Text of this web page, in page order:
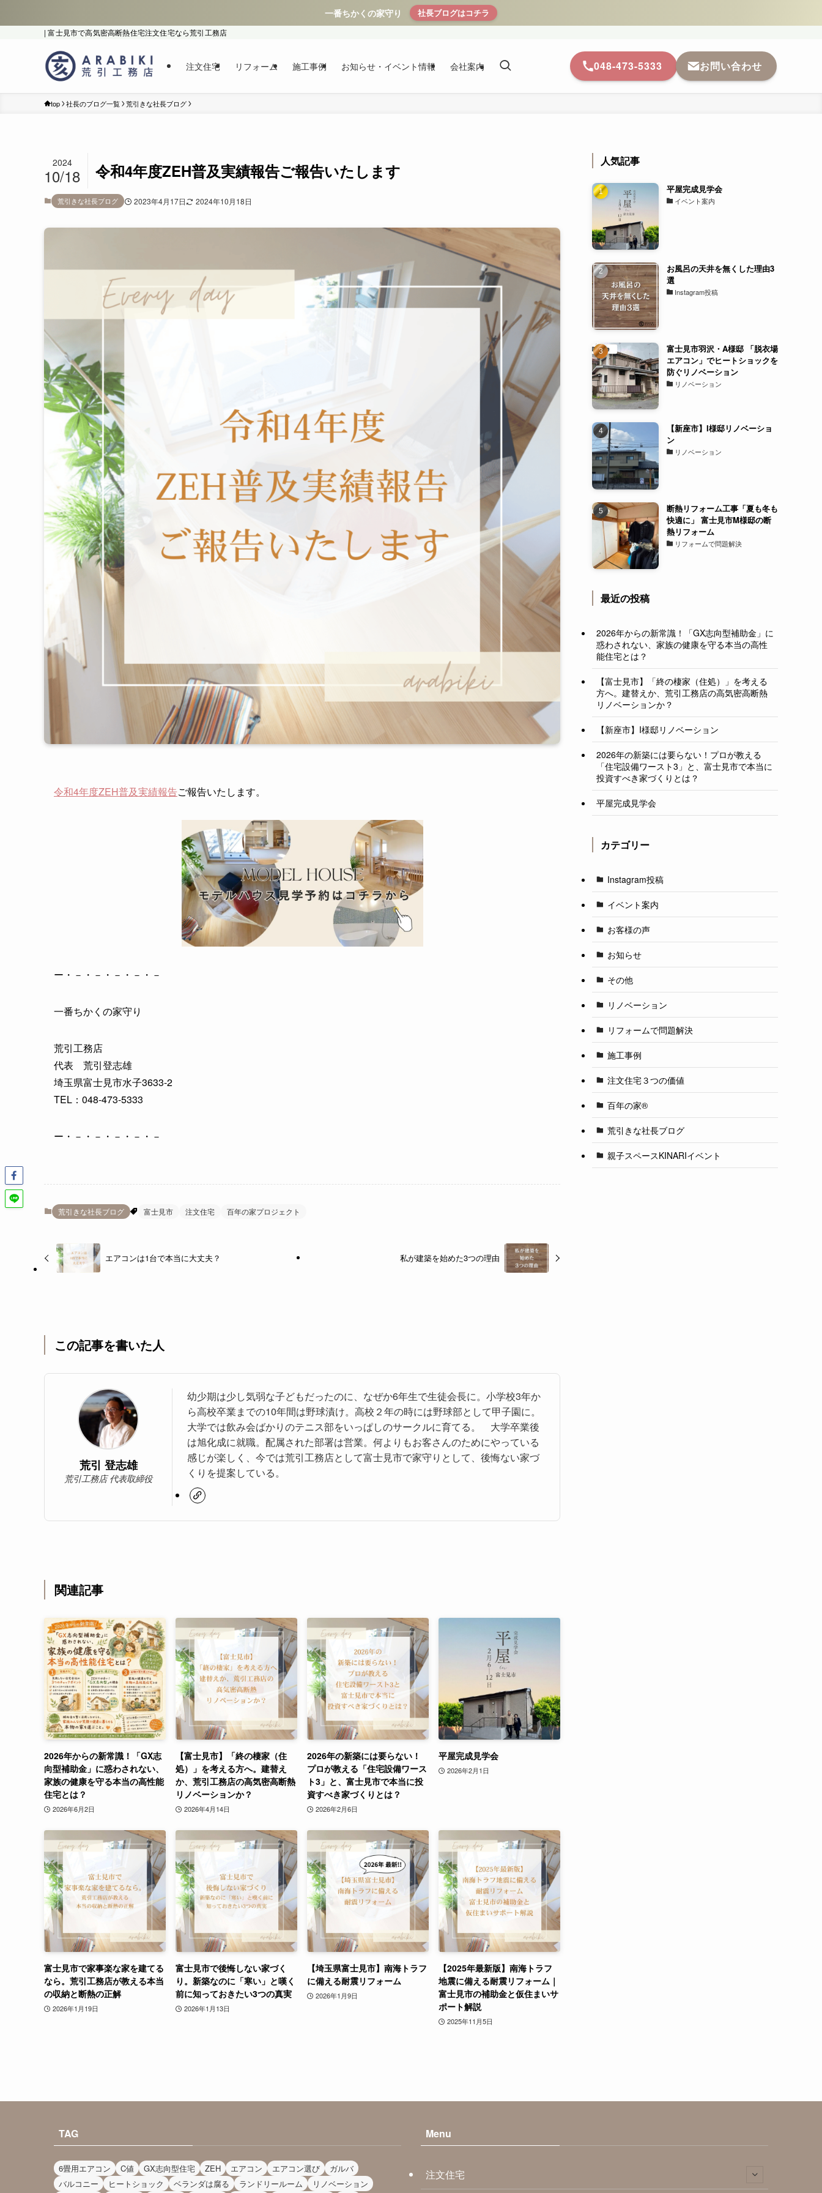
一番ちかくの家守り 社長ブログはコチラ
| 富士見市で高気密高断熱住宅注文住宅なら荒引工務店
注文住宅 リフォーム 施工事例 お知らせ・イベント情報 会社案内 048-473-5333 お問い合わせ
top 社長のブログ一覧 荒引きな社長ブログ
令和4年度ZEH普及実績報告ご報告いたします
2024
10/18
荒引きな社長ブログ 2023年4月17日 2024年10月18日
令和4年度ZEH普及実績報告ご報告いたします。
ー・－・－・－・－・－
一番ちかくの家守り
荒引工務店
代表 荒引登志雄
埼玉県富士見市水子3633-2
TEL：048-473-5333
ー・－・－・－・－・－
荒引きな社長ブログ 富士見市 注文住宅 百年の家プロジェクト
エアコンは1台で本当に大丈夫？ 私が建築を始めた3つの理由
この記事を書いた人
荒引 登志雄
荒引工務店 代表取締役
幼少期は少し気弱な子どもだったのに、なぜか6年生で生徒会長に。小学校3年か
ら高校卒業までの10年間は野球漬け。高校２年の時には野球部として甲子園に。
大学では飲み会ばかりのテニス部をいっぱしのサークルに育てる。 大学卒業後
は旭化成に就職。配属された部署は営業。何よりもお客さんのためにやっている
感じが楽しく、今では荒引工務店として富士見市で家守りとして、後悔ない家づ
くりを提案している。
関連記事
2026年からの新常識！「GX志
向型補助金」に惑わされない、
家族の健康を守る本当の高性能
住宅とは？
2026年6月2日
【富士見市】「終の棲家（住
処）」を考える方へ。建替え
か、荒引工務店の高気密高断熱
リノベーションか？
2026年4月14日
2026年の新築には要らない！
プロが教える「住宅設備ワース
ト3」と、富士見市で本当に投
資すべき家づくりとは？
2026年2月6日
平屋完成見学会
2026年2月1日
富士見市で家事楽な家を建てる
なら。荒引工務店が教える本当
の収納と断熱の正解
2026年1月19日
富士見市で後悔しない家づく
り。新築なのに「寒い」と嘆く
前に知っておきたい3つの真実
2026年1月13日
【埼玉県富士見市】南海トラフ
に備える耐震リフォーム
2026年1月9日
【2025年最新版】南海トラフ
地震に備える耐震リフォーム｜
富士見市の補助金と仮住まいサ
ポート解説
2025年11月5日
人気記事
平屋完成見学会
イベント案内
お風呂の天井を無くした理由3
選
Instagram投稿
富士見市羽沢・A様邸 「脱衣場
エアコン」でヒートショックを
防ぐリノベーション
リノベーション
【新座市】I様邸リノベーショ
ン
リノベーション
断熱リフォーム工事「夏も冬も
快適に」 富士見市M様邸の断
熱リフォーム
リフォームで問題解決
最近の投稿
2026年からの新常識！「GX志向型補助金」に
惑わされない、家族の健康を守る本当の高性
能住宅とは？
【富士見市】「終の棲家（住処）」を考える
方へ。建替えか、荒引工務店の高気密高断熱
リノベーションか？
【新座市】I様邸リノベーション
2026年の新築には要らない！プロが教える
「住宅設備ワースト3」と、富士見市で本当に
投資すべき家づくりとは？
平屋完成見学会
カテゴリー
Instagram投稿
イベント案内
お客様の声
お知らせ
その他
リノベーション
リフォームで問題解決
施工事例
注文住宅３つの価値
百年の家®️
荒引きな社長ブログ
親子スペースKINARIイベント
TAG
6畳用エアコン C値 GX志向型住宅 ZEH エアコン エアコン選び
ガルバ
バルコニー
ヒートショック ベランダは腐る ランドリールーム
リノベーション
Menu
注文住宅